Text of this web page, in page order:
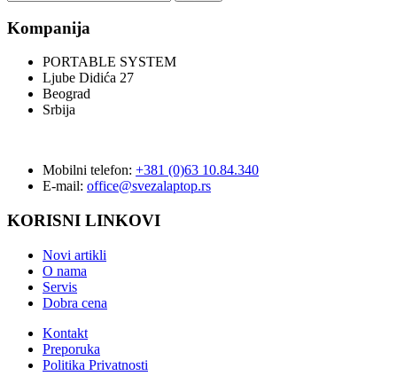
Kompanija
PORTABLE SYSTEM
Ljube Didića 27
Beograd
Srbija
Mobilni telefon: +381 (0)63 10.84.340
E-mail: office@svezalaptop.rs
KORISNI LINKOVI
Novi artikli
O nama
Servis
Dobra cena
Kontakt
Preporuka
Politika Privatnosti